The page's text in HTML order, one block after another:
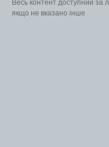
Весь контент доступний за
якщо не вказано інше